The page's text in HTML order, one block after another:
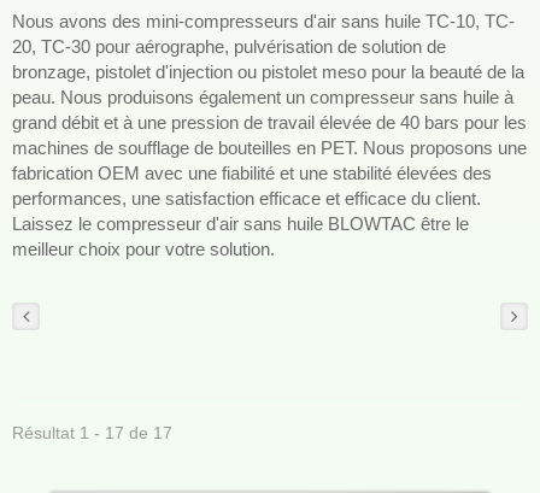
Nous avons des mini-compresseurs d'air sans huile TC-10, TC-
20, TC-30 pour aérographe, pulvérisation de solution de
bronzage, pistolet d'injection ou pistolet meso pour la beauté de la
peau. Nous produisons également un compresseur sans huile à
grand débit et à une pression de travail élevée de 40 bars pour les
machines de soufflage de bouteilles en PET. Nous proposons une
fabrication OEM avec une fiabilité et une stabilité élevées des
performances, une satisfaction efficace et efficace du client.
Laissez le compresseur d'air sans huile BLOWTAC être le
meilleur choix pour votre solution.
Résultat 1 - 17 de 17